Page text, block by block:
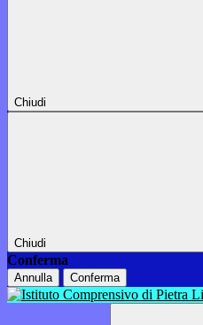
Chiudi
Chiudi
Conferma
Annulla Conferma